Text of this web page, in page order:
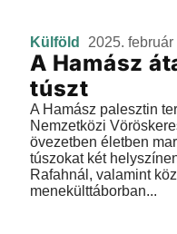
Külföld 2025.
A Hamász
túszt
A Hamász palesztin
Nemzetközi
övezetben életben
túszokat két
Rafahnál, valamint
menekülttáborban...